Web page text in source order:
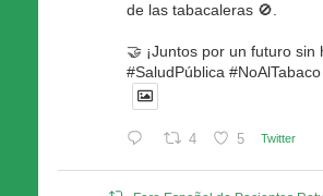
de las tabacaleras 🚫.
🤝 ¡Juntos por un futuro sin
#SaludPública #NoAlTabaco
4 5 Twitter